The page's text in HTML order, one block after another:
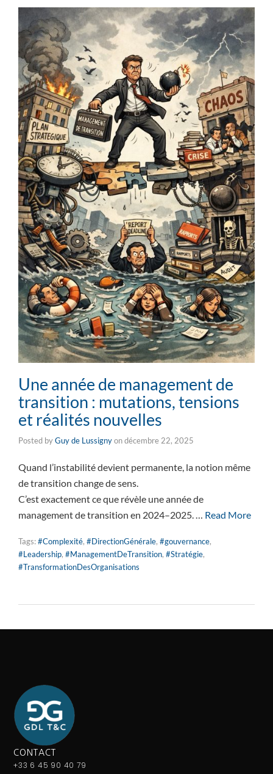
Une année de management de
transition : mutations, tensions
et réalités nouvelles
Posted byGuy de Lussignyondécembre 22, 2025
Quand l’instabilité devient permanente, la notion même
de transition change de sens.
C’est exactement ce que révèle une année de
management de transition en 2024–2025. … Read More
Tags:#Complexité, #DirectionGénérale, #gouvernance,
#Leadership, #ManagementDeTransition, #Stratégie,
#TransformationDesOrganisations
CONTACT
+33 6 45 90 40 79